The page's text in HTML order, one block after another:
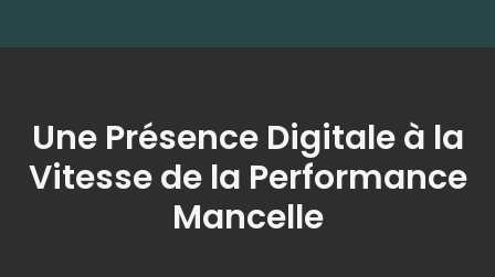
Une Présence Digitale à la
Vitesse de la Performance
Mancelle